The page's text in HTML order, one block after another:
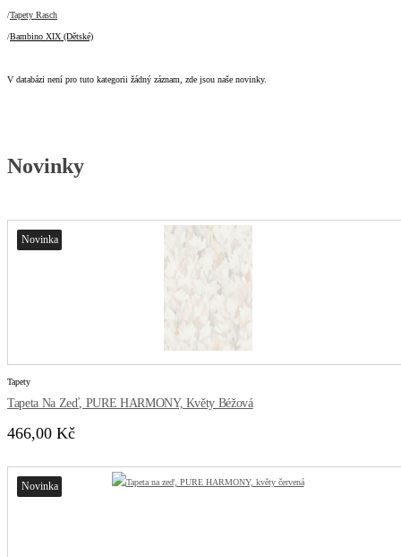
Tapety Rasch
Bambino XIX (dětské)
V databázi není pro tuto kategorii žádný záznam, zde jsou naše novinky.
Novinky
Novinka
Tapety
Tapeta Na Zeď, PURE HARMONY, Květy Béžová
466,00 Kč
Novinka